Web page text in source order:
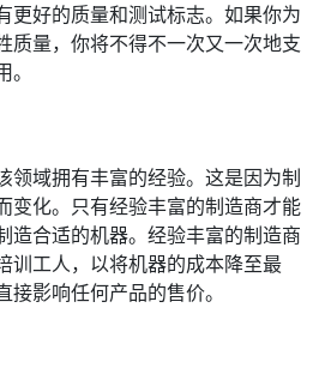
更好的质量和测试标志。如果你为
质量，你将不得不一次又一次地支
领域拥有丰富的经验。这是因为制
变化。只有经验丰富的制造商才能
造合适的机器。经验丰富的制造商
训工人，以将机器的成本降至最
影响任何产品的售价。